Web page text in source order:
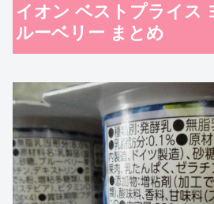
イオン ベストプライス
ルーベリー まとめ